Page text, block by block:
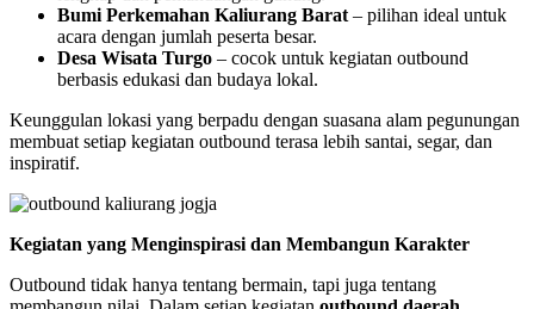
Bumi Perkemahan Kaliurang Barat – pilihan ideal untuk
acara dengan jumlah peserta besar.
Desa Wisata Turgo – cocok untuk kegiatan outbound
berbasis edukasi dan budaya lokal.
Keunggulan lokasi yang berpadu dengan suasana alam pegunungan
membuat setiap kegiatan outbound terasa lebih santai, segar, dan
inspiratif.
Kegiatan yang Menginspirasi dan Membangun Karakter
Outbound tidak hanya tentang bermain, tapi juga tentang